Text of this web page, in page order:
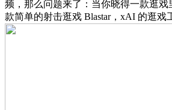
频，那么问题来了：当你晓得一款逛戏
款简单的射击逛戏 Blastar，xAI 的逛戏